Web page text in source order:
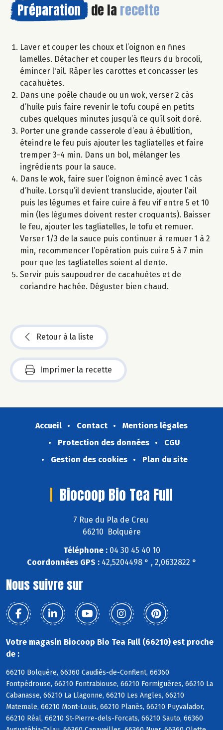
Préparation de la recette
Laver et couper les choux et l’oignon en fines
lamelles. Détacher et couper les fleurs du brocoli,
émincer l'ail. Râper les carottes et concasser les
cacahuètes.
Dans une poêle chaude ou un wok, verser 2 càs
d’huile puis faire revenir le tofu coupé en petits
cubes quelques minutes jusqu’à ce qu’il soit doré.
Porter une grande casserole d’eau à ébullition,
éteindre le feu puis ajouter les tagliatelles et faire
tremper 3-4 min. Dans un bol, mélanger les
ingrédients pour la sauce.
Dans le wok, faire suer l’oignon émincé avec 1 càs
d’huile. Lorsqu’il devient translucide, ajouter l’ail
puis les légumes et faire cuire à feu vif entre 5 et 10
min (les légumes doivent rester croquants). Baisser
le feu, ajouter les tagliatelles, le tofu et remuer.
Verser 1/3 de la sauce puis continuer à remuer 1 à 2
min, recommencer l’opération puis cuire 5 à 7 min
pour que les tagliatelles soient al dente.
Servir puis saupoudrer de cacahuètes et de
coriandre hachée. Déguster bien chaud.
Retour à la liste
Imprimer la recette
Accueil Contact
Mentions légales
Protection des données
CGU
Gestion des cookies
Plan du site
Biocoop Bio Tea Full
7 Rue du Pla de Creu
66210 Bolquère
Téléphone :04 30 45 40 10
Coordonnées GPS :42,5204498 ° , 2,0632822 °
Nous suivre sur
Votre magasin Biocoop Bio Tea Full (66210) est proche
de :
66210 Bolquère, 66360 Caudiès-de-Conflent, 66360
Fontpédrouse, 66210 Fontrabiouse, 66210 Formiguères, 66210 La
Cabanasse, 66210 La Llagonne, 66210 Les Angles, 66210
Matemale, 66210 Mont-Louis, 66210 Planès, 66210 Puyvalador,
66210 Réal, 66210 St-Pierre-dels-Forcats, 66210 Sauto, 66360